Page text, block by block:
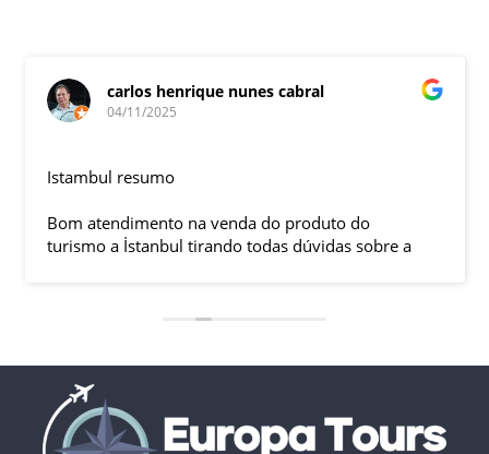
carlos henrique nunes cabral
04/11/2025
Istambul resumo
Bom atendimento na venda do produto do
turismo a İstanbul tirando todas dúvidas sobre a
ficaram em SP trabalhando. A associação dessa
LÍDER, garantiu o sucesso da viagem que foi, lá, em
grupo formado por brasileiros e com guia Turco, Sr
Ali Faik, falando um português impecável e foi
muito disponível e atencioso. Os transfers, foram